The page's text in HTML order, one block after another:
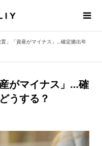
置」「資産がマイナス」…確定拠出年
がマイナス」…確
うする？